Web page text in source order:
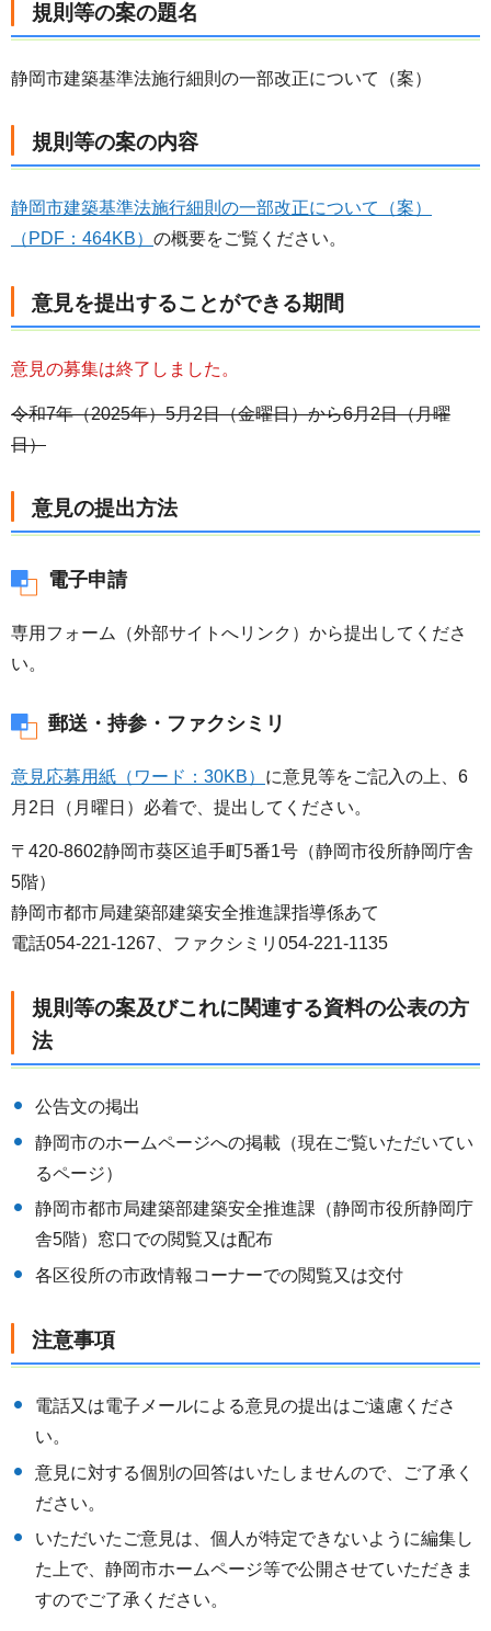
規則等の案の題名
静岡市建築基準法施行細則の一部改正について（案）
規則等の案の内容
静岡市建築基準法施行細則の一部改正について（案）
（PDF：464KB） の概要をご覧ください。
意見を提出することができる期間
意見の募集は終了しました。
令和7年（2025年）5月2日（金曜日）から6月2日（月曜
日）
意見の提出方法
電子申請
専用フォーム（外部サイトへリンク）から提出してくださ
い。
郵送・持参・ファクシミリ
意見応募用紙（ワード：30KB） に意見等をご記入の上、6
月2日（月曜日）必着で、提出してください。
〒420-8602静岡市葵区追手町5番1号（静岡市役所静岡庁舎
5階）
静岡市都市局建築部建築安全推進課指導係あて
電話054-221-1267、ファクシミリ054-221-1135
規則等の案及びこれに関連する資料の公表の方
法
公告文の掲出
静岡市のホームページへの掲載（現在ご覧いただいてい
るページ）
静岡市都市局建築部建築安全推進課（静岡市役所静岡庁
舎5階）窓口での閲覧又は配布
各区役所の市政情報コーナーでの閲覧又は交付
注意事項
電話又は電子メールによる意見の提出はご遠慮くださ
い。
意見に対する個別の回答はいたしませんので、ご了承く
ださい。
いただいたご意見は、個人が特定できないように編集し
た上で、静岡市ホームページ等で公開させていただきま
すのでご了承ください。